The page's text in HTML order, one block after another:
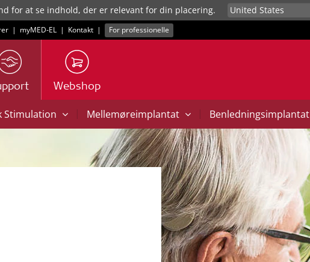
for at se indhold, der er relevant for din placering.
| myMED‑EL | Kontakt | For professionelle
Webshop
Stimulation | Mellemøreimplantat | Benledningsimplantat